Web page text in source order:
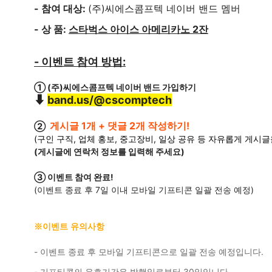
- 참여 대상: (주)씨에스콤프텍 네이버 밴드 멤버
- 상 품: 스타벅스 아이스 아메리카노 2잔
- 이벤트 참여 방법:
① (주)씨에스콤프텍 네이버 밴드 가입하기
⬇ band.us/@cscomptech
② 게시글 1개 + 댓글 2개 작성하기!
(구인 구직, 업체 홍보, 중고장비, 일상 공유 등 자유롭게 게시
(게시글에 연락처 정보를 입력해 주세요)
③ 이벤트 참여 완료!
(이벤트 종료 후 7일 이내 모바일 기프티콘 일괄 전송 예정)
※이벤트 유의사항
- 이벤트 종료 후 모바일 기프티콘으로 일괄 전송 예정입니다.